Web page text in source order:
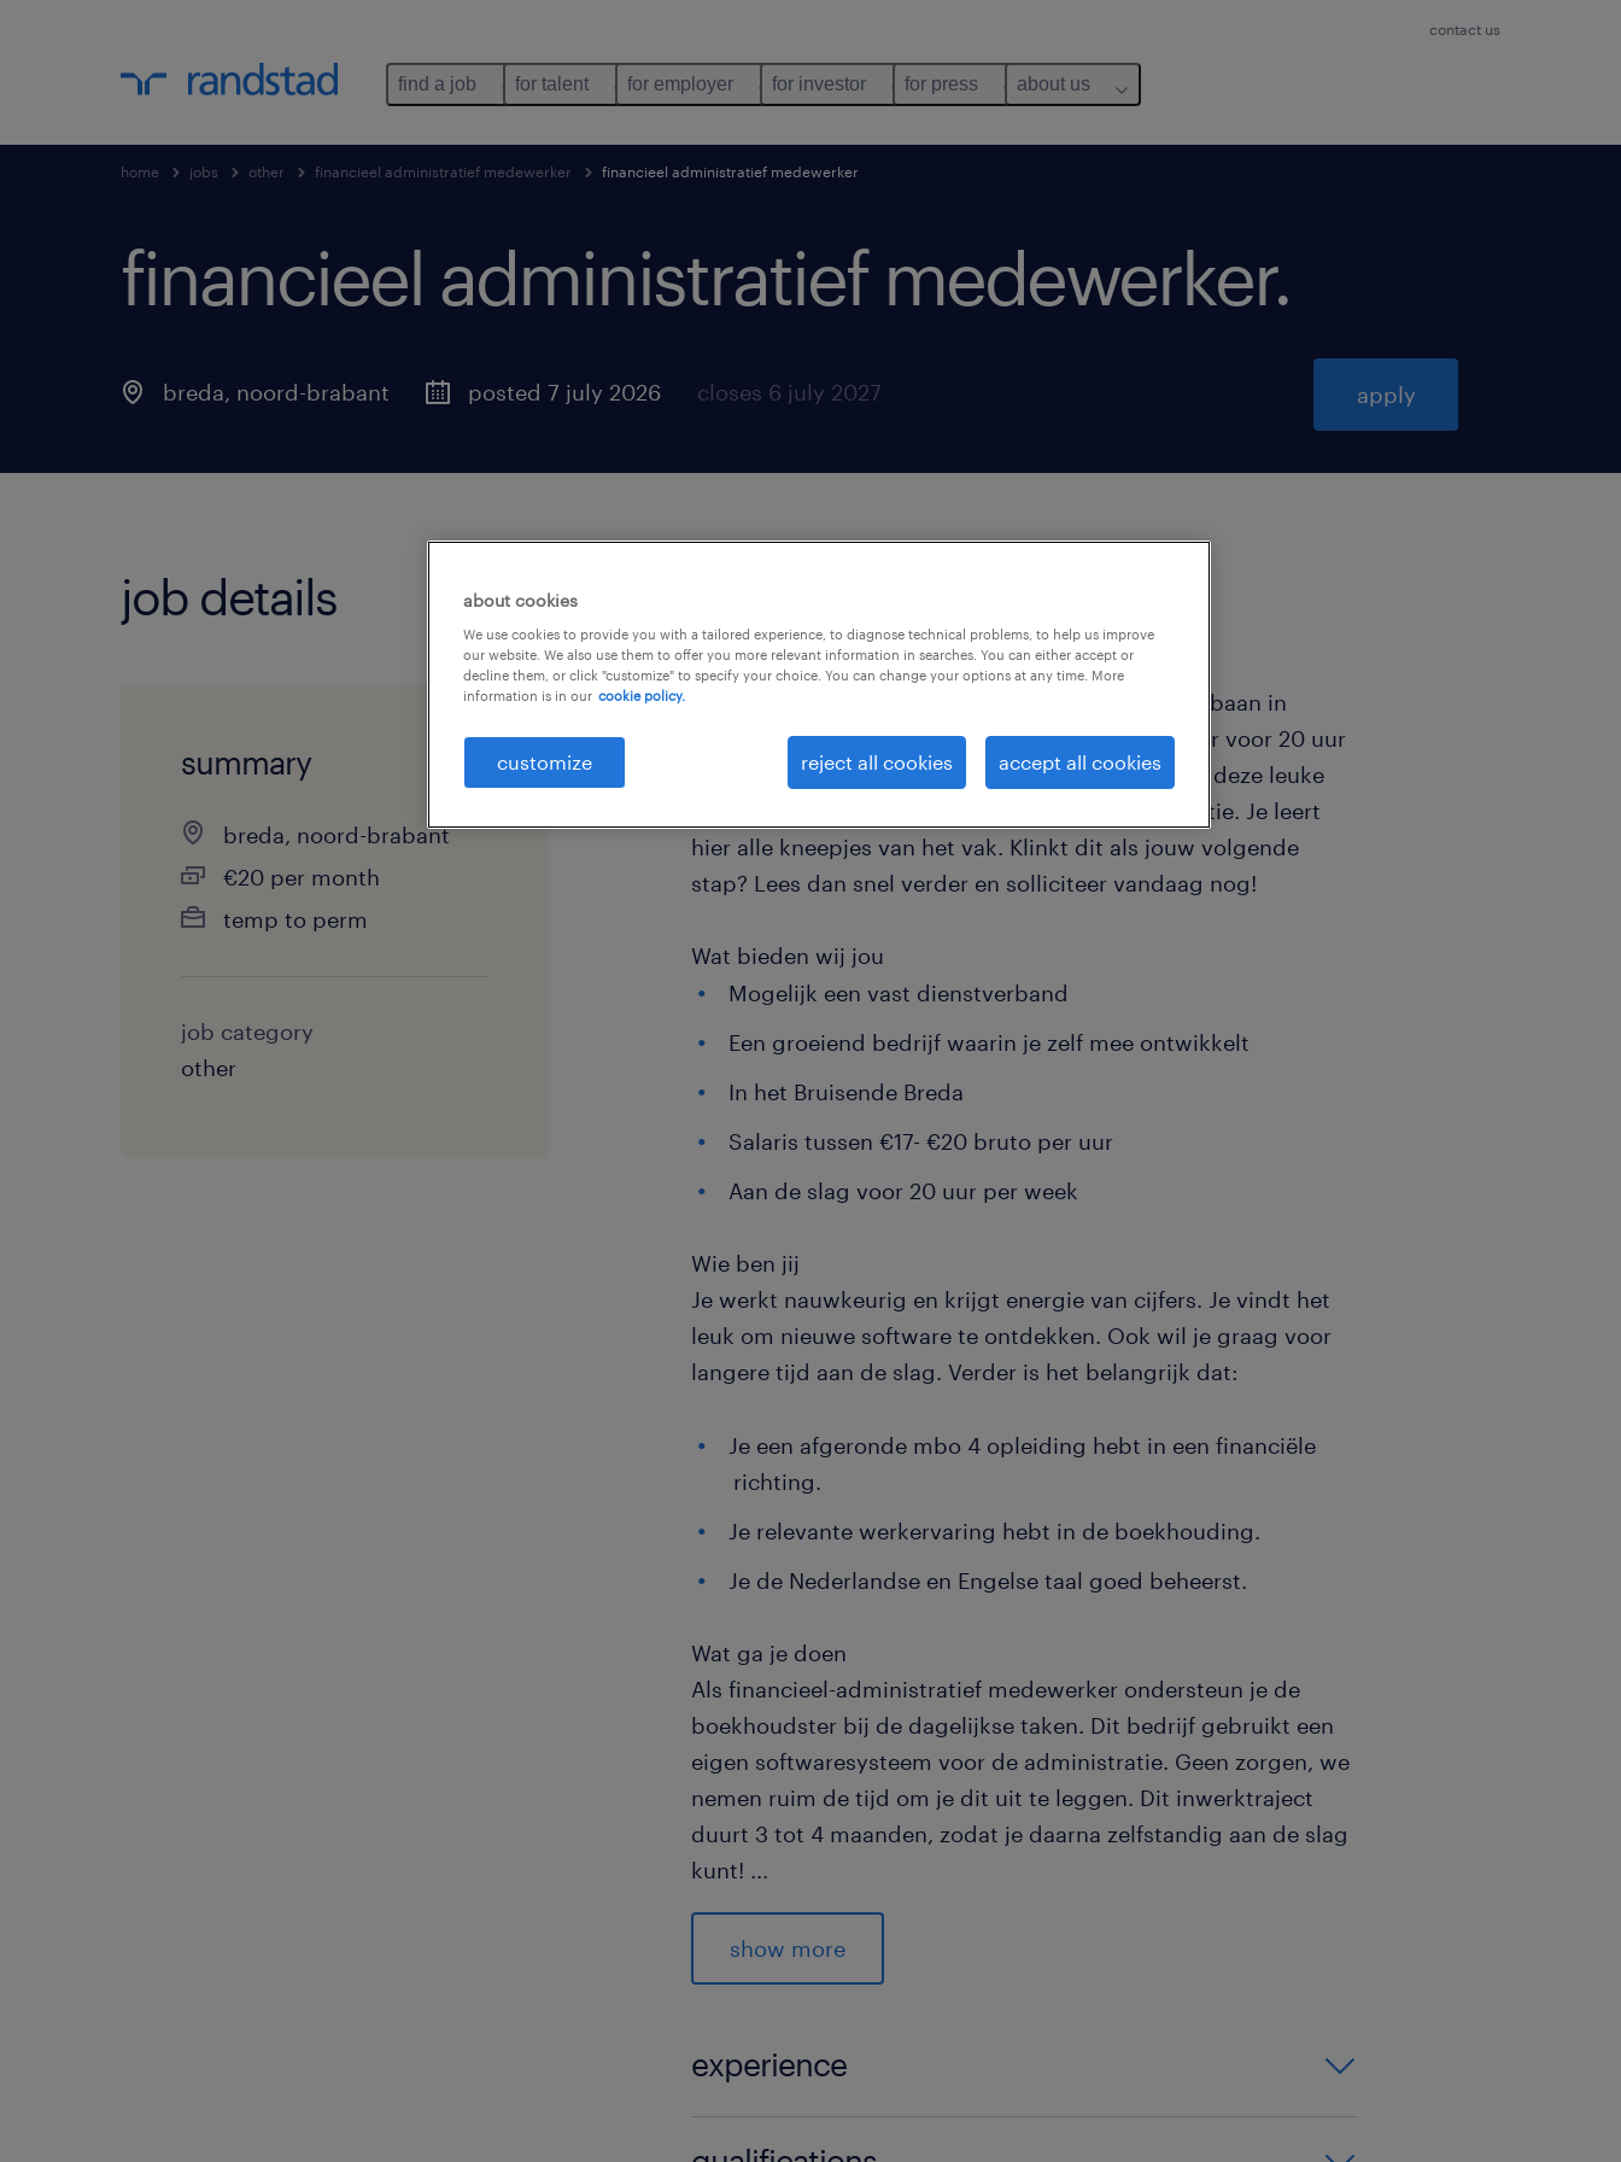
contact us
find a job for talent for employer for investor for press about us
home jobs other financieel administratief medewerker financieel administratief medewerker
financieel administratief medewerker.
breda, noord-brabant posted 7 july 2026 closes 6 july 2027 apply
job details
summary
breda, noord-brabant
€20 per month
temp to perm
job category
other
Werk je graag met cijfers en zoek je een gezellige baan in
Breda? Word financieel-administratief medewerker voor 20 uur
per week! Samen met de vaste boekhoudster van deze leuke
werkgever zorg je voor een vlekkeloze administratie. Je leert
hier alle kneepjes van het vak. Klinkt dit als jouw volgende
stap? Lees dan snel verder en solliciteer vandaag nog!
Wat bieden wij jou
Mogelijk een vast dienstverband
Een groeiend bedrijf waarin je zelf mee ontwikkelt
In het Bruisende Breda
Salaris tussen €17- €20 bruto per uur
Aan de slag voor 20 uur per week
Wie ben jij
Je werkt nauwkeurig en krijgt energie van cijfers. Je vindt het
leuk om nieuwe software te ontdekken. Ook wil je graag voor
langere tijd aan de slag. Verder is het belangrijk dat:
Je een afgeronde mbo 4 opleiding hebt in een financiële
richting.
Je relevante werkervaring hebt in de boekhouding.
Je de Nederlandse en Engelse taal goed beheerst.
Wat ga je doen
Als financieel-administratief medewerker ondersteun je de
boekhoudster bij de dagelijkse taken. Dit bedrijf gebruikt een
eigen softwaresysteem voor de administratie. Geen zorgen, we
nemen ruim de tijd om je dit uit te leggen. Dit inwerktraject
duurt 3 tot 4 maanden, zodat je daarna zelfstandig aan de slag
kunt! ...
Je gaat samen aan de slag met:
verkoopfacturen.
Het beheren van de debiteuren en crediteuren.
show more
experience
about cookies
We use cookies to provide you with a tailored experience, to diagnose technical problems, to help us improve
our website. We also use them to offer you more relevant information in searches. You can either accept or
decline them, or click "customize" to specify your choice. You can change your options at any time. More
information is in our cookie policy.
customize reject all cookies accept all cookies